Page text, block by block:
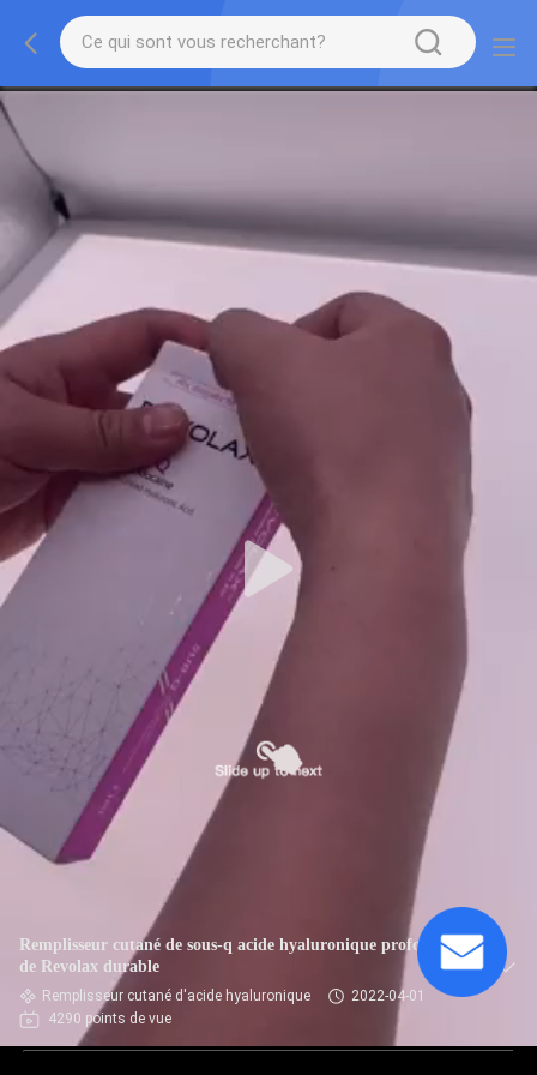
Remplisseur cutané de sous-q acide hyaluronique profond fin
de Revolax durable
Remplisseur cutané d'acide hyaluronique
2022-04-01
4290 points de vue